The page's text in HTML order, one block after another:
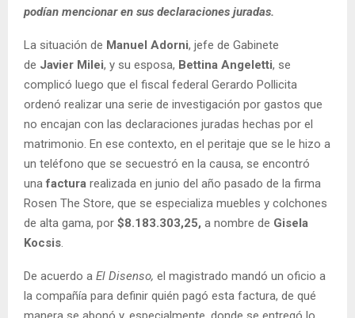
podían mencionar en sus declaraciones juradas.
La situación de Manuel Adorni, jefe de Gabinete
de Javier Milei, y su esposa, Bettina Angeletti, se
complicó luego que el fiscal federal Gerardo Pollicita
ordenó realizar una serie de investigación por gastos que
no encajan con las declaraciones juradas hechas por el
matrimonio. En ese contexto, en el peritaje que se le hizo a
un teléfono que se secuestró en la causa, se encontró
unafactura realizada en junio del año pasado de la firma
Rosen The Store, que se especializa muebles y colchones
de alta gama, por $8.183.303,25, a nombre de Gisela
Kocsis.
De acuerdo a El Disenso, el magistrado mandó un oficio a
la compañía para definir quién pagó esta factura, de qué